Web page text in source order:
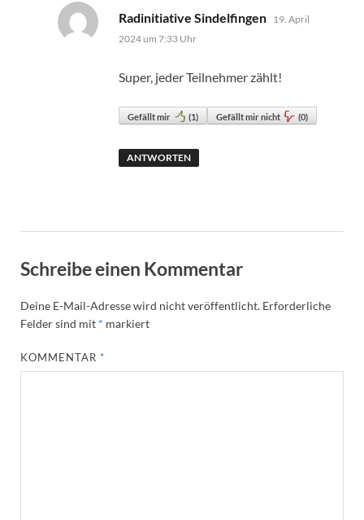
Radinitiative Sindelfingen sagt:
19. April
2024 um 7:33 Uhr
Super, jeder Teilnehmer zählt!
Gefällt mir (1) Gefällt mir nicht (0)
ANTWORTEN
Schreibe einen Kommentar
Deine E-Mail-Adresse wird nicht veröffentlicht. Erforderliche
Felder sind mit * markiert
KOMMENTAR*